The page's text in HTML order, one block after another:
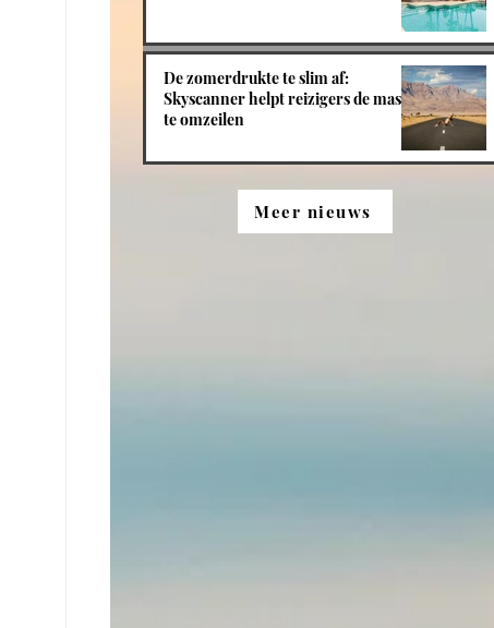
De zomerdrukte te slim af:
Skyscanner helpt reizigers de massa
te omzeilen
Meer nieuws